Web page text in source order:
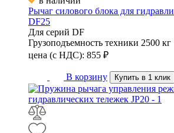
Рычаг силового блока для
DF25
Для серий DF
Грузоподъемность техники 2500 кг
цена (с НДС): 855 ₽
В корзину Купить в 1 клик